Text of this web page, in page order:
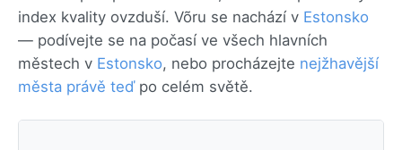
index kvality ovzduší. Võru se nachází v Estonsko
— podívejte se na počasí ve všech hlavních
městech v Estonsko, nebo procházejte nejžhavější
města právě teďpo celém světě.